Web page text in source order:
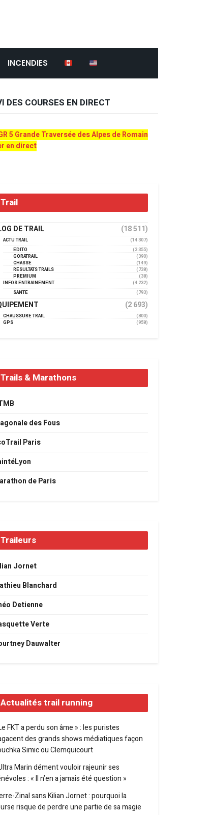
INCENDIES
DES COURSES EN DIRECT
5 Grande Traversée des Alpes de Romain
en direct
Trail
DE TRAIL (18 511)
ACTU TRAIL
(14 307)
EDITO
(3 355)
GORATRAIL
(390)
CHASSE
(149)
RÉSULTATS TRAILS
(738)
PREMIUM
(38)
INFOS ENTRAINEMENT
(4 232)
SANTÉ
(793)
(2 693)
CHAUSSURE TRAIL
(800)
GPS
(958)
Trails & Marathons
des Fous
Paris
de Paris
Traileurs
Jornet
Blanchard
Detienne
Verte
Dauwalter
Actualités trail running
FKT a perdu son âme » : les puristes
des grands shows médiatiques façon
Simic ou Clemquicourt
Marin dément vouloir rajeunir ses
: « Il n’en a jamais été question »
Zinal sans Kilian Jornet : pourquoi la
risque de perdre une partie de sa magie